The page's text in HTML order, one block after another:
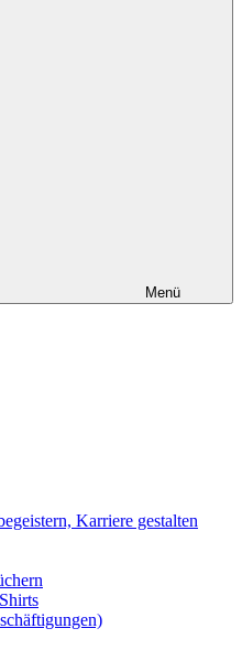
Menü
Karriere gestalten